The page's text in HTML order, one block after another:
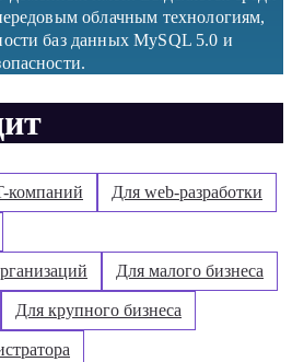
облачным технологиям,
баз данных MySQL 5.0 и
компаний Для web-разработки
Для малого бизнеса
Для крупного бизнеса